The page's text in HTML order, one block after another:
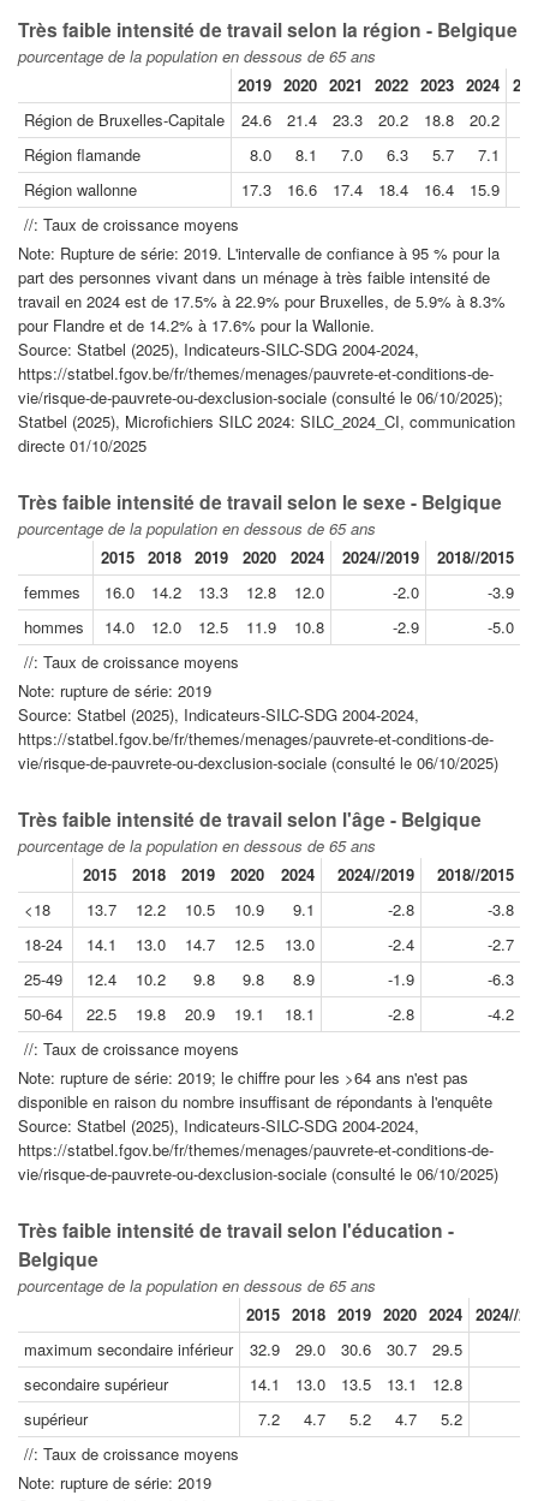
Très faible intensité de travail selon la région - Belgique
pourcentage de la population en dessous de 65 ans
2019 2020 2021 2022 2023 2024
Région de Bruxelles-Capitale
24.6 21.4 23.3 20.2 18.8
20.2
Région flamande
8.0 8.1 7.0 6.3 5.7
7.1
Région wallonne
17.3 16.6 17.4 18.4 16.4
15.9
//: Taux de croissance moyens
Note: Rupture de série: 2019. L'intervalle de confiance à 95 % pour la
part des personnes vivant dans un ménage à très faible intensité de
travail en 2024 est de 17.5% à 22.9% pour Bruxelles, de 5.9% à 8.3%
pour Flandre et de 14.2% à 17.6% pour la Wallonie.
Source: Statbel (2025), Indicateurs-SILC-SDG 2004-2024,
https://statbel.fgov.be/fr/themes/menages/pauvrete-et-conditions-de-
vie/risque-de-pauvrete-ou-dexclusion-sociale (consulté le 06/10/2025);
Statbel (2025), Microfichiers SILC 2024: SILC_2024_CI, communication
directe 01/10/2025
Très faible intensité de travail selon le sexe - Belgique
pourcentage de la population en dessous de 65 ans
2015 2018 2019 2020 2024 2024//2019
2018//2015
femmes
16.0 14.2 13.3 12.8 12.0 -2.0
-3.9
hommes
14.0 12.0 12.5 11.9 10.8 -2.9
-5.0
//: Taux de croissance moyens
Note: rupture de série: 2019
Source: Statbel (2025), Indicateurs-SILC-SDG 2004-2024,
https://statbel.fgov.be/fr/themes/menages/pauvrete-et-conditions-de-
vie/risque-de-pauvrete-ou-dexclusion-sociale (consulté le 06/10/2025)
Très faible intensité de travail selon l'âge - Belgique
pourcentage de la population en dessous de 65 ans
2015
2018 2019 2020 2024 2024//2019
2018//2015
<18
13.7 12.2 10.5 10.9 9.1 -2.8
-3.8
18-24
14.1 13.0 14.7 12.5 13.0 -2.4
-2.7
25-49
12.4 10.2 9.8 9.8 8.9 -1.9
-6.3
50-64
22.5 19.8 20.9 19.1 18.1 -2.8
-4.2
//: Taux de croissance moyens
Note: rupture de série: 2019; le chiffre pour les >64 ans n'est pas
disponible en raison du nombre insuffisant de répondants à l'enquête
Source: Statbel (2025), Indicateurs-SILC-SDG 2004-2024,
https://statbel.fgov.be/fr/themes/menages/pauvrete-et-conditions-de-
vie/risque-de-pauvrete-ou-dexclusion-sociale (consulté le 06/10/2025)
Très faible intensité de travail selon l'éducation -
Belgique
pourcentage de la population en dessous de 65 ans
2015 2018 2019 2020 2024 2024//
maximum secondaire inférieur
32.9 29.0 30.6 30.7 29.5
secondaire supérieur
14.1 13.0 13.5 13.1 12.8
supérieur
7.2 4.7 5.2 4.7 5.2
//: Taux de croissance moyens
Note: rupture de série: 2019